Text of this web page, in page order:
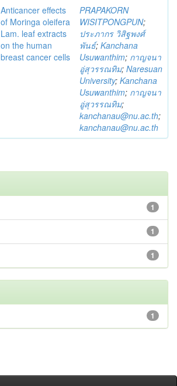
Anticancer effects
of Moringa oleifera
Lam. leaf extracts
on the human
breast cancer cells
PRAPAKORN
WISITPONGPUN;
ประภากร วิสิฐพงศ์
พันธ์; Kanchana
Usuwanthim; กาญจนา
อู่สุวรรณทิม; Naresuan
University; Kanchana
Usuwanthim; กาญจนา
อู่สุวรรณทิม;
kanchanau@nu.ac.th;
kanchanau@nu.ac.th
1
1
1
1